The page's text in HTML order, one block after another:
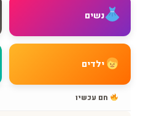
צור קשר
שאלות נפוצות
מדיניות משלוחים
מדיניות החזרות
מדיניות פרטיות
נשים
ילדים
חם עכשיו